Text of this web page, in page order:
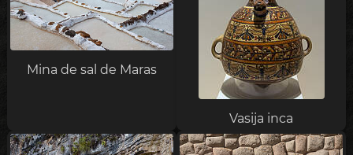
Mina de sal de Maras
Vasija inca